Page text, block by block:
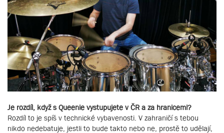
Je rozdíl, když s Queenie vystupujete v ČR a za hranicemi?
Rozdíl to je spíš v technické vybavenosti. V zahraničí s tebou
nikdo nedebatuje, jestli to bude takto nebo ne, prostě to udělají,